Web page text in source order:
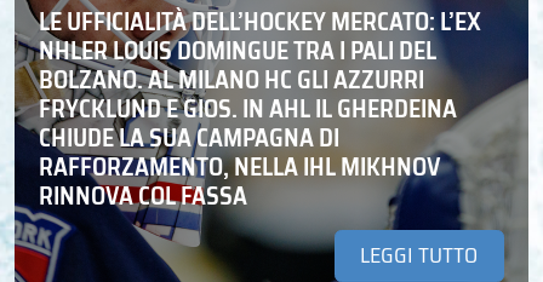
LE UFFICIALITÀ DELL’HOCKEY MERCATO: L’EX
NHLER LOUIS DOMINGUE TRA I PALI DEL
BOLZANO. AL MILANO HC GLI AZZURRI
FRYCKLUND E GIOS. IN AHL IL GHERDEINA
CHIUDE LA SUA CAMPAGNA DI
RAFFORZAMENTO, NELLA IHL MIKHNOV
RINNOVA COL FASSA
LEGGI TUTTO